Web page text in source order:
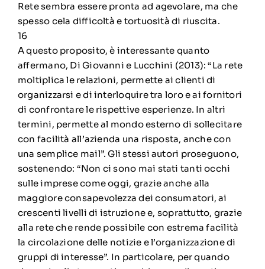
Rete sembra essere pronta ad agevolare, ma che
spesso cela difficoltà e tortuosità di riuscita.
16
A questo proposito, è interessante quanto
affermano, Di Giovanni e Lucchini (2013): “La rete
moltiplica le relazioni, permette ai clienti di
organizzarsi e di interloquire tra loro e ai fornitori
di confrontare le rispettive esperienze. In altri
termini, permette al mondo esterno di sollecitare
con facilità all’azienda una risposta, anche con
una semplice mail”. Gli stessi autori proseguono,
sostenendo: “Non ci sono mai stati tanti occhi
sulle imprese come oggi, grazie anche alla
maggiore consapevolezza dei consumatori, ai
crescenti livelli di istruzione e, soprattutto, grazie
alla rete che rende possibile con estrema facilità
la circolazione delle notizie e l’organizzazione di
gruppi di interesse”. In particolare, per quando